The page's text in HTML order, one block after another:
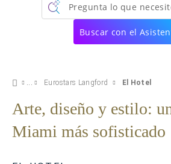
Pregunta lo que
Buscar con el
Eurostars Langford El Hotel
Arte, diseño y estilo:
Miami más sofisticado